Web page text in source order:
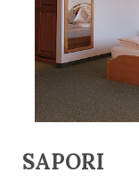
SAPORI